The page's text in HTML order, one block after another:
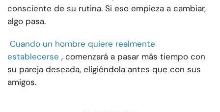
consciente de su rutina. Si eso empieza a cambiar,
algo pasa.
Cuando un hombre quiere realmente
establecerse , comenzará a pasar más tiempo con
su pareja deseada, eligiéndola antes que con sus
amigos.